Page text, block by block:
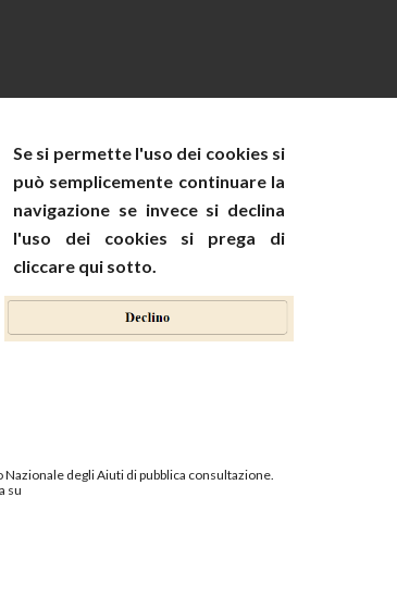
Se si permette l'uso dei cookies si
può semplicemente continuare la
navigazione se invece si declina
l'uso dei cookies si prega di
cliccare qui sotto.
degli Aiuti di pubblica consultazione.
su